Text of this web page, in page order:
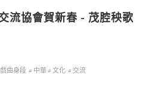
流協會賀新春 - 茂腔秧歌
曲身段 # 中華# 文化 # 交流